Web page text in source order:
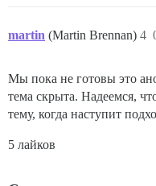
martin (Martin Brennan) 4
Мы пока не готовы это
тема скрыта. Надеемся,
тему, когда наступит
5 лайков